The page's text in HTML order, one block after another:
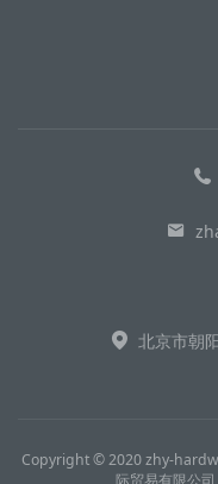
北京市朝
Copyright © 2020 zhy-
际贸易有限公